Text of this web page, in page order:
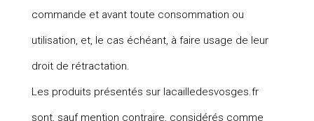
commande et avant toute consommation ou
utilisation, et, le cas échéant, à faire usage de leur
droit de rétractation.
Les produits présentés sur lacailledesvosges.fr
sont, sauf mention contraire, considérés comme